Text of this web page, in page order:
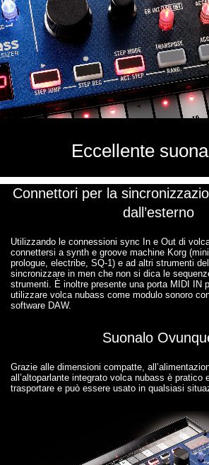
Eccellente
Connettori per la
dall’esterno
Utilizzando le connessioni sync In e Out di
connettersi a synth e groove machine Korg
prologue, electribe, SQ-1) e ad altri strumenti
sincronizzare in men che non si dica le
strumenti. È inoltre presente una porta MIDI IN
utilizzare volca nubass come modulo sonoro
software DAW.
Suonalo
Grazie alle dimensioni compatte,
all’altoparlante integrato volca nubass è pratico
trasportare e può essere usato in qualsiasi